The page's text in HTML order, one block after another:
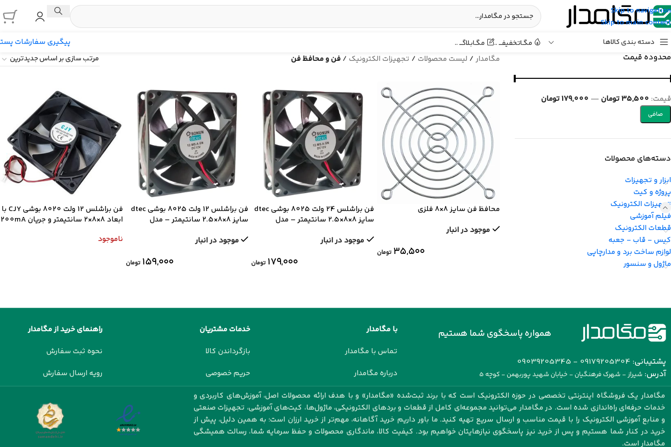
Skip to navigation
Skip to main content
دسته بندی کالاها مگـاتخفیفـــ .. مگـابـلاگـــ .. پیگیری سفارشات
محدوده قیمت
صافی
قيمت: 35,500 تومان — 179,000 تومان
دسته‌های محصولات
ابزار و تجهیزات
پروژه و کیت
تجهیزات الکترونیک
فیلم آموزشی
قطعات الکترونیک
کیس - قاب - جعبه
لوازم ساخت برد و مدارچاپی
ماژول و سنسور
مگامدار/ لیست محصولات / تجهیزات الکترونیک /فن و محافظ فن
محافظ فن سایز 8×8 فلزی
موجود در انبار
۳۵,۵۰۰ تومان
فن براشلس 24 ولت 8025 بوشی dtec
سایز 8×8×2.5 سانتیمتر – مدل
موجود در انبار
۱۷۹,۰۰۰ تومان
فن براشلس 12 ولت 8025 بوشی dtec
سایز 8×8×2.5 سانتیمتر – مدل
موجود در انبار
۱۵۹,۰۰۰ تومان
فن براشلس 12 ولت 8020 بوشی CJY با
ابعاد 8×8×2 سانتیمتر و جریان 200mA
ناموجود
همواره پاسخگوی شما هستیم
پشتیبانی: 09179205304 - 09039205345
آدرس: شیراز - شهرک فرهنگیان - خیابان شهید پوربهمن - کوچه 5
با مگامدار
تماس با مگامدار
درباره مگامدار
خدمات مشتریان
بازگرداندن کالا
حریم خصوصی
راهنمای خرید از مگامدار
نحوه ثبت سفارش
رویه ارسال سفارش
مگامدار یک فروشگاه اینترنتی تخصصی در حوزه الکترونیک است که با برند ثبت‌شده «مگامدار» و با هدف ارائه محصولات اصل، آموزش‌های کاربردی و
خدمات حرفه‌ای راه‌اندازی شده است. در مگامدار می‌توانید مجموعه‌ای کامل از قطعات و بردهای الکترونیکی، ماژول‌ها، کیت‌های آموزشی، تجهیزات صنعتی
و منابع آموزشی الکترونیک را با قیمت مناسب و ارسال سریع تهیه کنید. ما باور داریم خرید آگاهانه، مهم‌تر از خرید ارزان است؛ به همین دلیل، پیش از
خرید در کنار شما هستیم و پس از خرید نیز پاسخگوی نیازهایتان خواهیم بود. کیفیت کالا، ماندگاری محصولات و حفظ سرمایه شما، رسالت همیشگی
مگامدار است.